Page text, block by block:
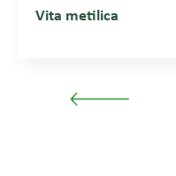
transfrontaliero.
Vita metilica